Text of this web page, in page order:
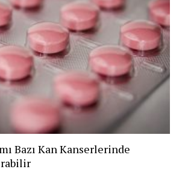
Bazı Kan Kanserlerinde